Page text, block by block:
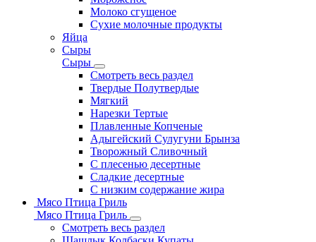
Молоко сгущеное
Сухие молочные продукты
Яйца
Сыры
Сыры
Смотреть весь раздел
Твердые Полутвердые
Мягкий
Нарезки Тертые
Плавленные Копченые
Адыгейский Сулугуни Брынза
Творожный Сливочный
С плесенью десертные
Сладкие десертные
С низким содержание жира
Мясо Птица Гриль
Мясо Птица Гриль
Смотреть весь раздел